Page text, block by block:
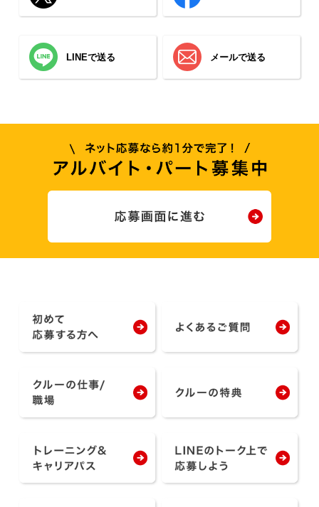
LINEで送る メールで送る